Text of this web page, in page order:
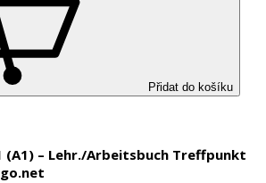
Přidat do košíku
(A1) – Lehr./Arbeitsbuch Treffpunkt